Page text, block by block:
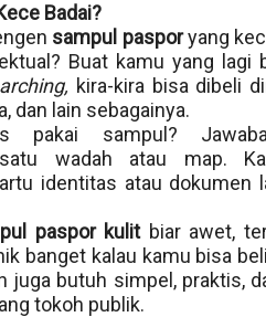
Badai?
sampul pasporyang
Buat kamu yang lagi
kira-kira bisa dibeli
dan lain sebagainya.
pakai sampul?
satu wadah atau map.
identitas atau dokumen
paspor kulit biar awet,
banget kalau kamu bisa
juga butuh simpel, praktis,
tokoh publik.